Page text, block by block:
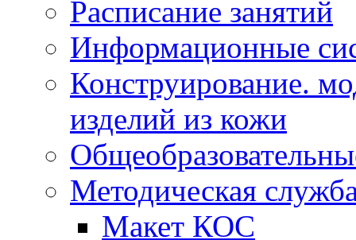
Расписание занятий
Информационные
Конструирование.
изделий из кожи
Методическая
Макет КОС